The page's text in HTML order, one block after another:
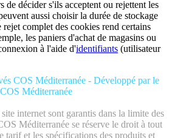
de décider s'ils acceptent ou rejettent les
aussi choisir la durée de stockage
complet des cookies rend certains
les paniers d'achat de magasins ou
à l'aide d'identifiants (utilisateur
COS Méditerranée - Développé par le
COS Méditerranée
internet sont garantis dans la limite des
Méditerranée se réserve le droit à tout
tarif et les spécifications des produits et